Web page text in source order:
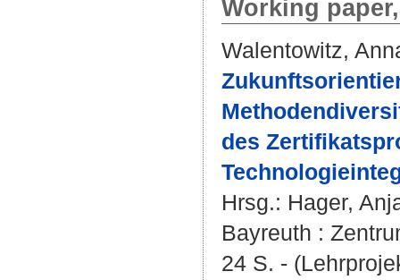
Working
Walentowitz,
des
Hrsg.: Hager,
Bayreuth :
24 S. -